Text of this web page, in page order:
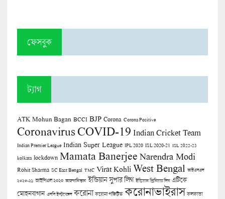
ফেসবুক
ট্যাগ
ATK Mohun Bagan BCCI BJP Corona Corona Positive
CoronavirusCOVID-19 Indian Cricket Team
Indian Premier League Indian Super League IPL 2020 ISL 2020-21 ISL 2022-23
kolkata lockdown Mamata Banerjee Narendra Modi
Rohit Sharma SC East Bengal TMC Virat Kohli West Bengal আইএসএল
২০২০-২১ আইপিএল ২০২০ আফগানিস্তান ইন্ডিয়ান সুপার লিগ ইন্ডিয়ান প্রিমিয়ার লিগ এটিকে
মোহনবাগান এসসি ইস্টবেঙ্গল করোনা করোনা পজিটিভ করোনাভাইরাস কলকাতা